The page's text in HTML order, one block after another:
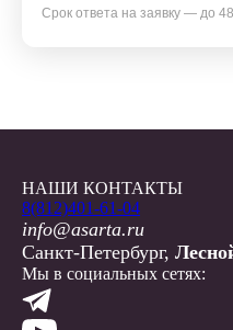
Срок ответа на заявку — до
НАШИ КОНТАКТЫ
8(812)401-61-04
info@asarta.ru
Санкт-Петербург,
Мы в социальных сетях: